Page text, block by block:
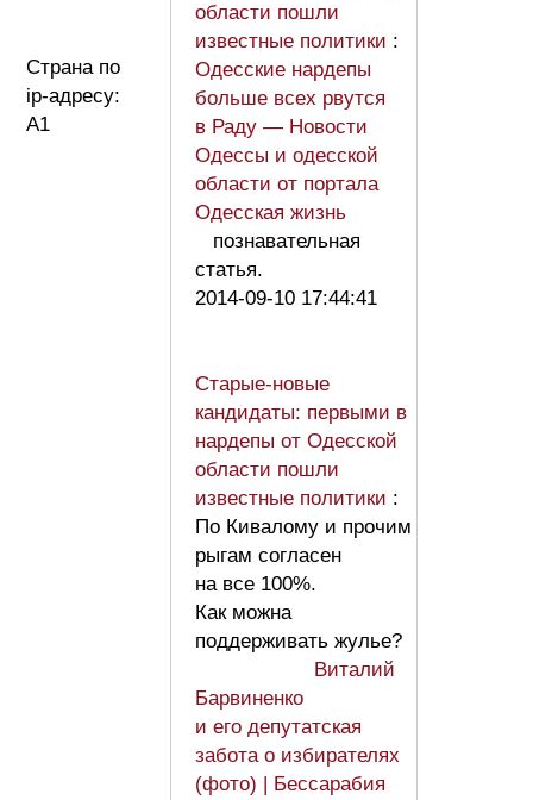
Страна по
ip-адресу:
A1
области пошли
известные политики :
Одесские нардепы
больше всех рвутся
в Раду — Новости
Одессы и одесской
области от портала
Одесская жизнь
познавательная
статья.
2014-09-10 17:44:41
Старые-новые
кандидаты: первыми в
нардепы от Одесской
области пошли
известные политики :
По Кивалому и прочим
рыгам согласен
на все 100%.
Как можна
поддерживать жулье?
Виталий
Барвиненко
и его депутатская
забота о избирателях
(фото) | Бессарабия